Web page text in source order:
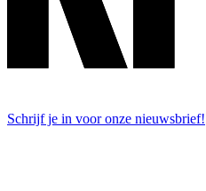
Schrijf je in voor onze nieuwsbrief!